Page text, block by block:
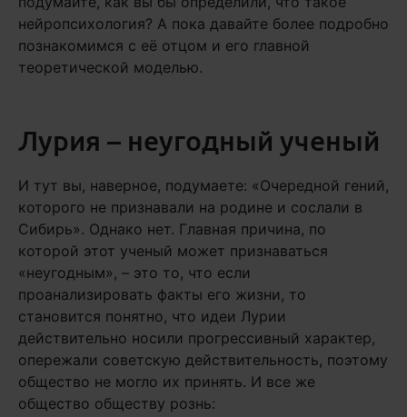
нейропсихология? А пока давайте более подробно
познакомимся с её отцом и его главной
теоретической моделью.
Лурия – неугодный ученый
И тут вы, наверное, подумаете: «Очередной гений,
которого не признавали на родине и сослали в
Сибирь». Однако нет. Главная причина, по
которой этот ученый может признаваться
«неугодным», – это то, что если
проанализировать факты его жизни, то
становится понятно, что идеи Лурии
действительно носили прогрессивный характер,
опережали советскую действительность, поэтому
общество не могло их принять. И все же
общество обществу рознь: